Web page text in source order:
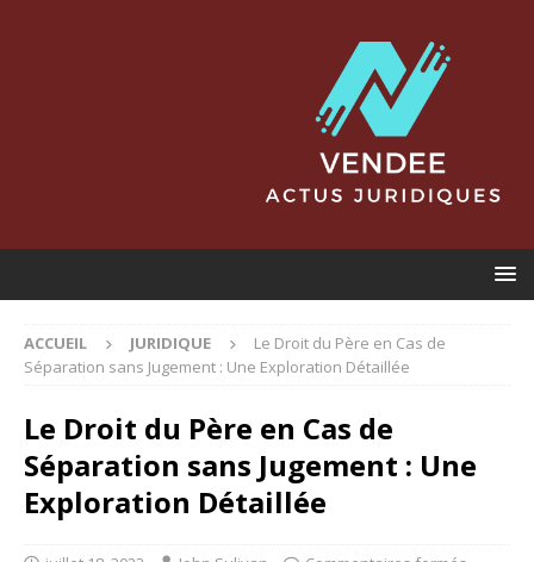
ACCUEIL JURIDIQUE
Le Droit du Père en Cas de
Séparation sans Jugement : Une Exploration Détaillée
Le Droit du Père en Cas de
Séparation sans Jugement : Une
Exploration Détaillée